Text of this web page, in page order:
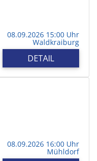
08.09.2026 15:00 Uhr
Waldkraiburg
DETAIL
08.09.2026 16:00 Uhr
Mühldorf